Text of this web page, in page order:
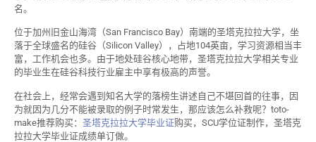
名。
位于加州旧金山海湾（San Francisco Bay）南端的圣塔克拉拉大学，坐
落于全球盛名的硅谷（Silicon Valley），占地104英亩，学习资源相当丰
富，工作机会也多。由于地处硅谷核心地带，圣塔克拉拉大学相关专业
的毕业生在硅谷科技行业雇主中享有极高的声誉。
在社会上，经常会遇到知名大学的落榜生讲述自己不堪回首的往事，因
为就因为几分不能被录取的例子时常发生，那应该怎么补救呢？toto-
make推荐购买： 圣塔克拉拉大学毕业证购买，SCU学位证制作，圣塔克
拉拉大学毕业证成绩单订做。